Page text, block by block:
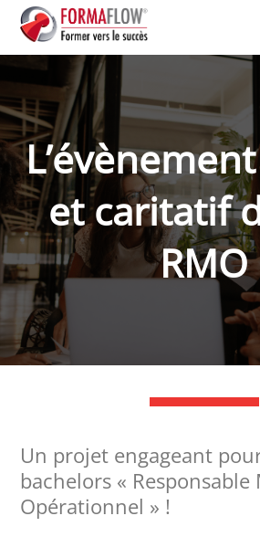
et caritatif
RMO
Un projet engageant
bachelors «
Opérationnel » !